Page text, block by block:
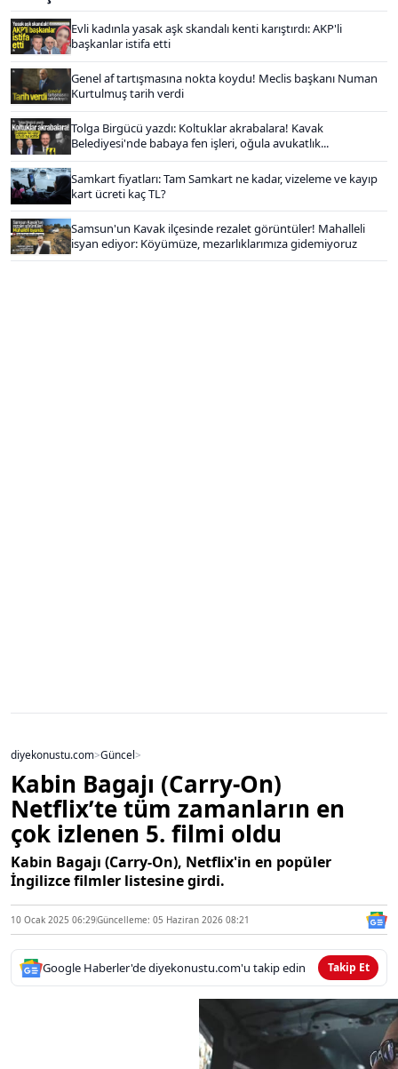
Evli kadınla yasak aşk skandalı kenti karıştırdı: AKP'li
başkanlar istifa etti
Genel af tartışmasına nokta koydu! Meclis başkanı Numan
Kurtulmuş tarih verdi
Tolga Birgücü yazdı: Koltuklar akrabalara! Kavak
Belediyesi'nde babaya fen işleri, oğula avukatlık...
Samkart fiyatları: Tam Samkart ne kadar, vizeleme ve kayıp
kart ücreti kaç TL?
Samsun'un Kavak ilçesinde rezalet görüntüler! Mahalleli
isyan ediyor: Köyümüze, mezarlıklarımıza gidemiyoruz
diyekonustu.com>Güncel>
Kabin Bagajı (Carry-On)
Netflix’te tüm zamanların en
çok izlenen 5. filmi oldu
Kabin Bagajı (Carry-On), Netflix'in en popüler
İngilizce filmler listesine girdi.
10 Ocak 2025 06:29Güncelleme: 05 Haziran 2026 08:21
Google Haberler'de diyekonustu.com'u takip edin Takip Et